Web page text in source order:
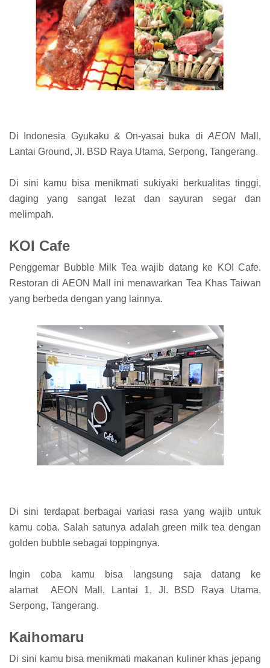
Di Indonesia Gyukaku & On-yasai buka diAEONMall,
Lantai Ground, Jl. BSD Raya Utama, Serpong, Tangerang.
Di sini kamu bisa menikmati sukiyaki berkualitas tinggi,
daging yang sangat lezat dan sayuran segar dan
melimpah.
KOI Cafe
Penggemar Bubble Milk Tea wajib datang ke KOI Cafe.
Restoran di AEON Mall ini menawarkan Tea Khas Taiwan
yang berbeda dengan yang lainnya.
Di sini terdapat berbagai variasi rasa yang wajib untuk
kamu coba. Salah satunya adalah green milk tea dengan
golden bubble sebagai toppingnya.
Ingin coba kamu bisa langsung saja datang ke
alamat AEON Mall, Lantai 1, Jl. BSD Raya Utama,
Serpong, Tangerang.
Kaihomaru
Di sini kamu bisa menikmati makanan kuliner khas jepang